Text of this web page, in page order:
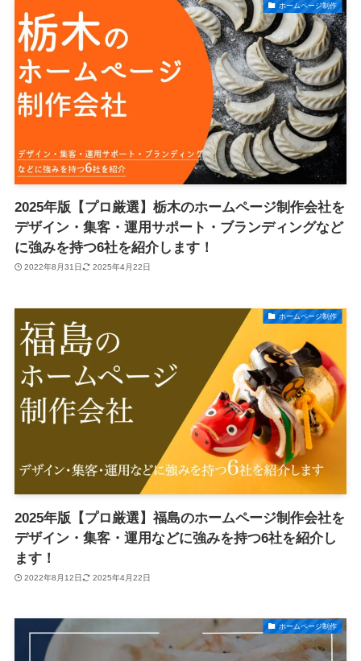
ホームページ制作
2025年版【プロ厳選】栃木のホームページ制作会社を
デザイン・集客・運用サポート・ブランディングなど
に強みを持つ6社を紹介します！
2022年8月31日 2025年4月22日
ホームページ制作
2025年版【プロ厳選】福島のホームページ制作会社を
デザイン・集客・運用などに強みを持つ6社を紹介し
ます！
2022年8月12日 2025年4月22日
ホームページ制作